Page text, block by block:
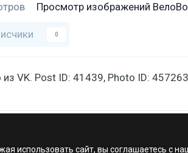
Просмотр изображений
0
VK. Post ID: 41439, Photo ID:
использовать сайт, вы соглашаетесь с